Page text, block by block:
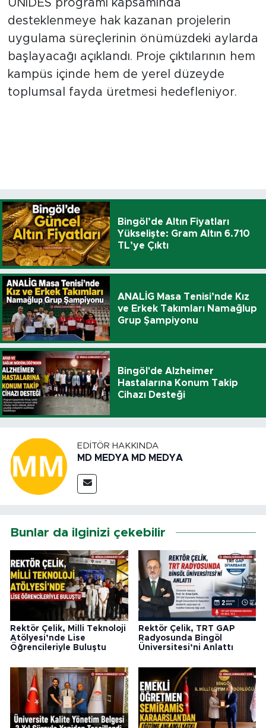
ÜNİDES programı kapsamında
desteklenmeye hak kazanan projelerin
uygulama süreçlerinin önümüzdeki aylarda
başlayacağı açıklandı. Proje çıktılarının hem
kampüs içinde hem de yerel düzeyde
toplumsal fayda üretmesi hedefleniyor.
Bingöl’de Altın Fiyatları
Yükselişte: Gram Altın 6.710
TL’ye Çıktı
ANALİG Masa Tenisi’nde Kız
ve Erkek Takımları Namağlup
Grup Şampiyonu
Bingöl'de Alzheimer
Hastalarına Konum Takip
Cihazı Desteği
EDITÖR HAKKINDA
MD MEDYA MD MEDYA
Bunlar da ilginizi çekebilir
Rektör Çelik, Milli Teknoloji
Atölyesi’nde Lise
Öğrencileriyle Buluştu
Rektör Çelik, TRT GAP
Radyosunda Bingöl
Üniversitesi’ni Anlattı